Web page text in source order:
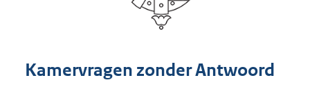
Kamervragen zonder Antwoord